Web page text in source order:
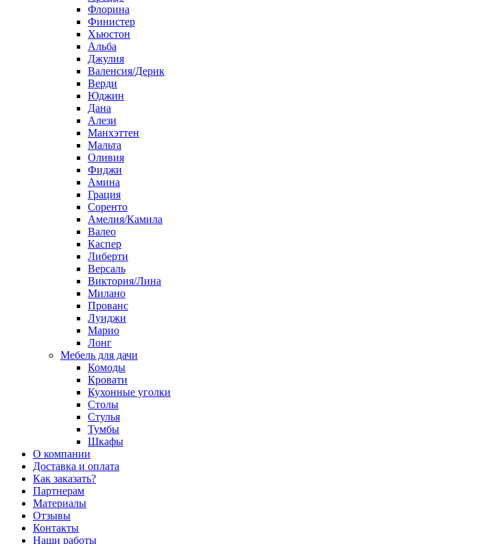
Флорина
Финистер
Хьюстон
Альба
Джулия
Валенсия/Дерик
Верди
Юджин
Дана
Алези
Манхэттен
Мальта
Оливия
Фиджи
Амина
Грация
Соренто
Амелия/Камила
Валео
Каспер
Либерти
Версаль
Виктория/Лина
Милано
Прованс
Луиджи
Марио
Лонг
Мебель для дачи
Комоды
Кровати
Кухонные уголки
Столы
Стулья
Тумбы
Шкафы
О компании
Доставка и оплата
Как заказать?
Партнерам
Материалы
Отзывы
Контакты
Наши работы